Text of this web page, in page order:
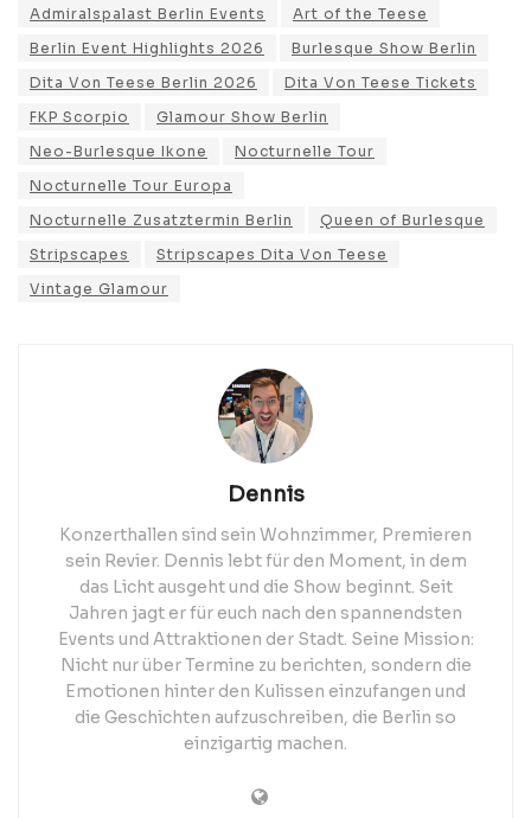
Admiralspalast Berlin Events
Art of the Teese
Berlin Event Highlights 2026
Burlesque Show Berlin
Dita Von Teese Berlin 2026
Dita Von Teese Tickets
FKP Scorpio
Glamour Show Berlin
Neo-Burlesque Ikone
Nocturnelle Tour
Nocturnelle Tour Europa
Nocturnelle Zusatztermin Berlin
Queen of Burlesque
Stripscapes
Stripscapes Dita Von Teese
Vintage Glamour
Dennis
Konzerthallen sind sein Wohnzimmer, Premieren
sein Revier. Dennis lebt für den Moment, in dem
das Licht ausgeht und die Show beginnt. Seit
Jahren jagt er für euch nach den spannendsten
Events und Attraktionen der Stadt. Seine Mission:
Nicht nur über Termine zu berichten, sondern die
Emotionen hinter den Kulissen einzufangen und
die Geschichten aufzuschreiben, die Berlin so
einzigartig machen.